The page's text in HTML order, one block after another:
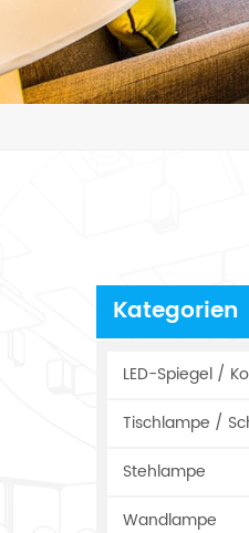
Kategorien
LED-Spiegel /
Tischlampe /
Stehlampe
Wandlampe